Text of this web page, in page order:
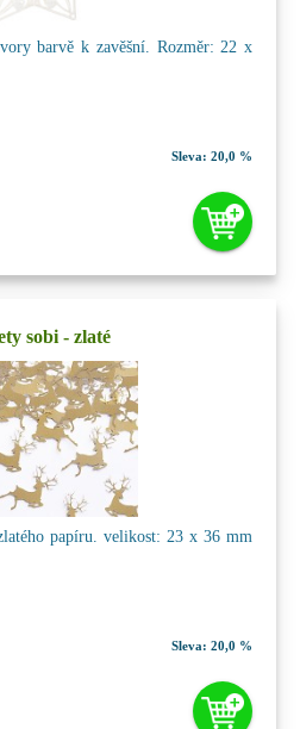
barvě k zavěšní. Rozměr: 22 x
Sleva: 20,0 %
sobi - zlaté
papíru. velikost: 23 x 36 mm
Sleva: 20,0 %